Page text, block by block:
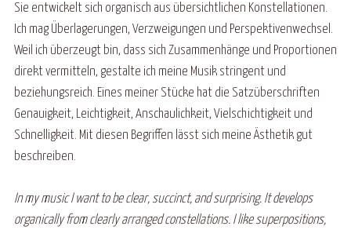
Sie entwickelt sich organisch aus übersichtlichen Konstellationen.
Ich mag Überlagerungen, Verzweigungen und Perspektivenwechsel.
Weil ich überzeugt bin, dass sich Zusammenhänge und Proportionen
direkt vermitteln, gestalte ich meine Musik stringent und
beziehungsreich. Eines meiner Stücke hat die Satzüberschriften
Genauigkeit, Leichtigkeit, Anschaulichkeit, Vielschichtigkeit und
Schnelligkeit. Mit diesen Begriffen lässt sich meine Ästhetik gut
beschreiben.
In my music I want to be clear, succinct, and surprising. It develops
organically from clearly arranged constellations. I like superpositions,